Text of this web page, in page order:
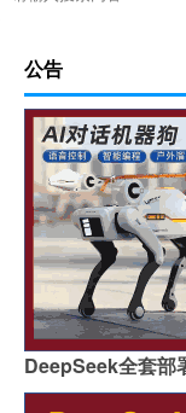
公告
DeepSeek全套部